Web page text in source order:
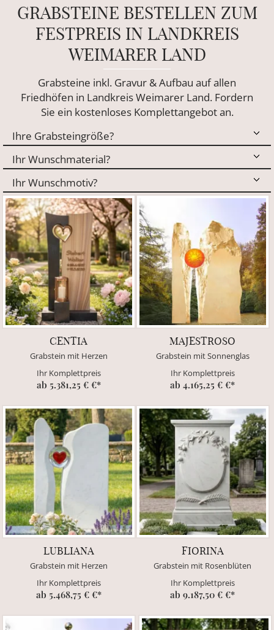
GRABSTEINE BESTELLEN ZUM
FESTPREIS IN LANDKREIS
WEIMARER LAND
Grabsteine inkl. Gravur & Aufbau auf allen
Friedhöfen in Landkreis Weimarer Land. Fordern
Sie ein kostenloses Komplettangebot an.
CENTIA
Grabstein mit Herzen
Ihr Komplettpreis
ab 5.381,25 € €*
MAJESTROSO
Grabstein mit Sonnenglas
Ihr Komplettpreis
ab 4.165,25 € €*
LUBLIANA
Grabstein mit Herzen
Ihr Komplettpreis
ab 5.468,75 € €*
FIORINA
Grabstein mit Rosenblüten
Ihr Komplettpreis
ab 9.187,50 € €*